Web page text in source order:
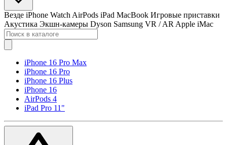
Везде iPhone Watch AirPods iPad MacBook Игровые приставки
Акустика Экшн-камеры Dyson Samsung VR / AR Apple iMac
iPhone 16 Pro Max
iPhone 16 Pro
iPhone 16 Plus
iPhone 16
AirPods 4
iPad Pro 11"